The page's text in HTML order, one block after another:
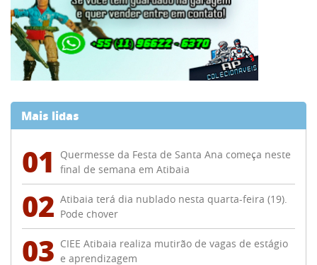
Mais lidas
01
Quermesse da Festa de Santa Ana começa neste
final de semana em Atibaia
02 Atibaia terá dia nublado nesta quarta-feira (19).
Pode chover
03 CIEE Atibaia realiza mutirão de vagas de estágio
e aprendizagem